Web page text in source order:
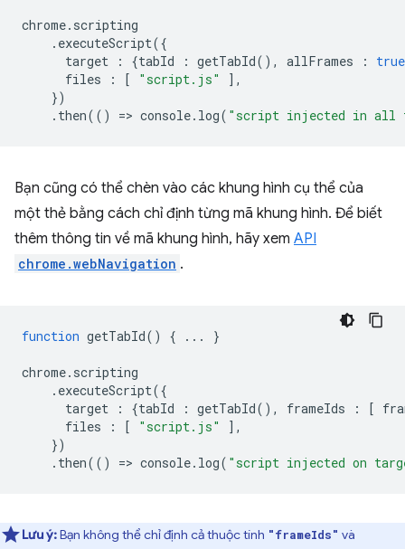
chrome. scripting
. executeScript({
target
: {tabId : getTabId(), allFrames :
true
files
: [ "script.js"
],
})
. then(() => console. log( "script injected in all
Bạn cũng có thể chèn vào các khung hình cụ thể của
một thẻ bằng cách chỉ định từng mã khung hình. Để biết
thêm thông tin về mã khung hình, hãy xem API
chrome.webNavigation .
function getTabId() { ... }
chrome. scripting
. executeScript({
target
: {tabId : getTabId(), frameIds : [
files
: [ "script.js"
],
})
. then(() => console. log( "script injected on
Lưu ý:Bạn không thể chỉ định cả thuộc tính "frameIds" và